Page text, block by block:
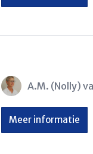
A.M. (Nolly)
Meer informatie